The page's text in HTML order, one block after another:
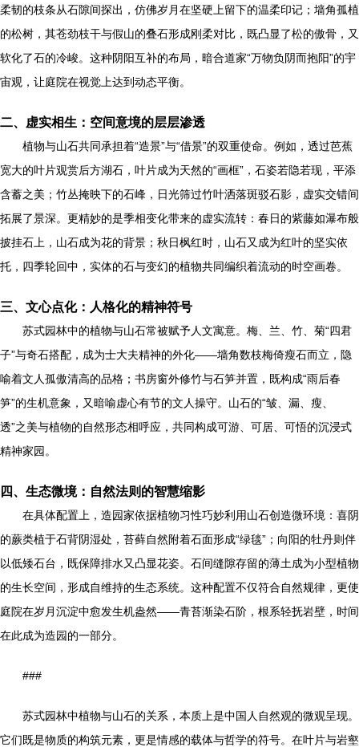
柔韧的枝条从石隙间探出，仿佛岁月在坚硬上留下的温柔印记；墙角孤植
的松树，其苍劲枝干与假山的叠石形成刚柔对比，既凸显了松的傲骨，又
软化了石的冷峻。这种阴阳互补的布局，暗合道家“万物负阴而抱阳”的宇
宙观，让庭院在视觉上达到动态平衡。
二、虚实相生：空间意境的层层渗透
植物与山石共同承担着“造景”与“借景”的双重使命。例如，透过芭蕉
宽大的叶片观赏后方湖石，叶片成为天然的“画框”，石姿若隐若现，平添
含蓄之美；竹丛掩映下的石峰，日光筛过竹叶洒落斑驳石影，虚实交错间
拓展了景深。更精妙的是季相变化带来的虚实流转：春日的紫藤如瀑布般
披挂石上，山石成为花的背景；秋日枫红时，山石又成为红叶的坚实依
托，四季轮回中，实体的石与变幻的植物共同编织着流动的时空画卷。
三、文心点化：人格化的精神符号
苏式园林中的植物与山石常被赋予人文寓意。梅、兰、竹、菊“四君
子”与奇石搭配，成为士大夫精神的外化——墙角数枝梅倚瘦石而立，隐
喻着文人孤傲清高的品格；书房窗外修竹与石笋并置，既构成“雨后春
笋”的生机意象，又暗喻虚心有节的文人操守。山石的“皱、漏、瘦、
透”之美与植物的自然形态相呼应，共同构成可游、可居、可悟的沉浸式
精神家园。
四、生态微境：自然法则的智慧缩影
在具体配置上，造园家依据植物习性巧妙利用山石创造微环境：喜阴
的蕨类植于石背阴湿处，苔藓自然附着石面形成“绿毯”；向阳的牡丹则伴
以低矮石台，既保障排水又凸显花姿。石间缝隙存留的薄土成为小型植物
的生长空间，形成自维持的生态系统。这种配置不仅符合自然规律，更使
庭院在岁月沉淀中愈发生机盎然——青苔渐染石阶，根系轻抚岩壁，时间
在此成为造园的一部分。
###
苏式园林中植物与山石的关系，本质上是中国人自然观的微观呈现。
它们既是物质的构筑元素，更是情感的载体与哲学的符号。在叶片与岩壑